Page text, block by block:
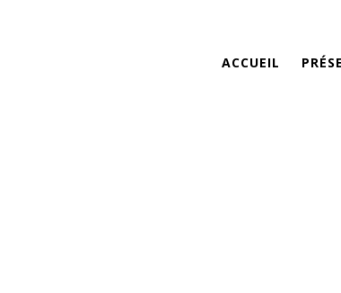
ACCUEIL